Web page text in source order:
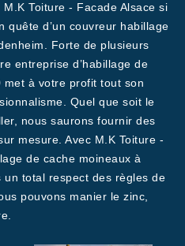
M.K Toiture - Facade Alsace si
quête d’un couvreur habillage
Forte de plusieurs
entreprise d’habillage de
à votre profit tout son
Quel que soit le
nous saurons fournir des
mesure. Avec M.K Toiture -
de cache moineaux à
un total respect des règles de
pouvons manier le zinc,